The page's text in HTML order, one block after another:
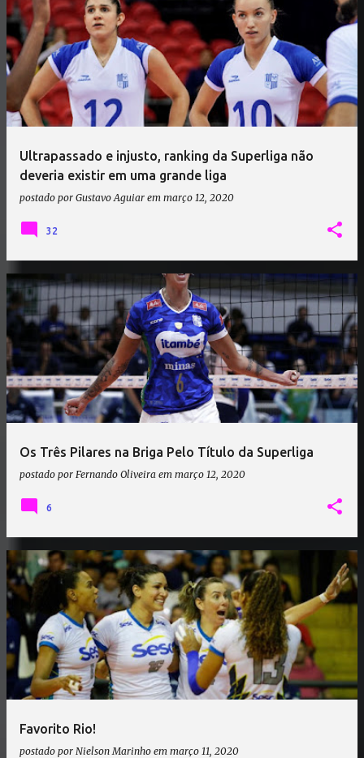
Ultrapassado e injusto, ranking da Superliga não
deveria existir em uma grande liga
postado por Gustavo Aguiar em março 12, 2020
32
Os Três Pilares na Briga Pelo Título da Superliga
postado por Fernando Oliveira em março 12, 2020
6
Favorito Rio!
postado por Nielson Marinho em março 11, 2020